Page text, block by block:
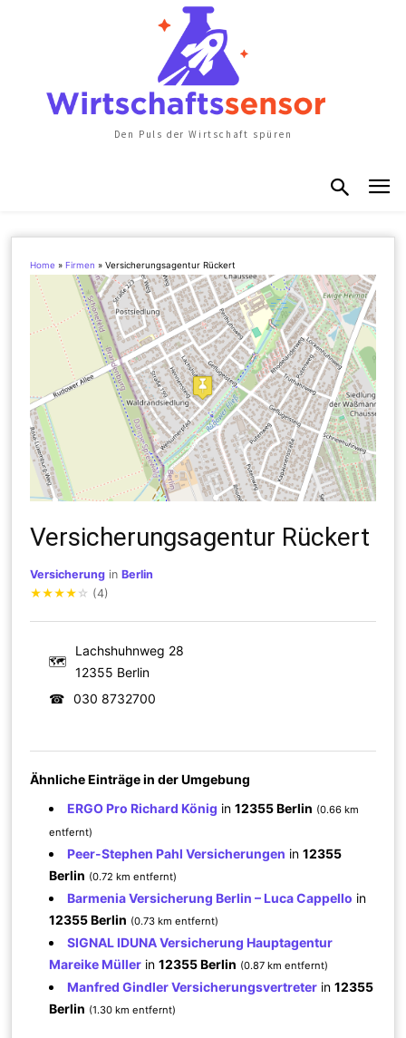
Den Puls der Wirtschaft spüren
Home » Firmen »Versicherungsagentur Rückert
Versicherungsagentur Rückert
Versicherung inBerlin
★★★★ ☆ (4)
🗺
Lachshuhnweg 28
12355 Berlin
☎
030 8732700
Ähnliche Einträge in der Umgebung
ERGO Pro Richard König in12355 Berlin (0.66 km
entfernt)
Peer-Stephen Pahl Versicherungen in12355
Berlin (0.72 km entfernt)
Barmenia Versicherung Berlin – Luca Cappello in
12355 Berlin (0.73 km entfernt)
SIGNAL IDUNA Versicherung Hauptagentur
Mareike Müller in12355 Berlin (0.87 km entfernt)
Manfred Gindler Versicherungsvertreter in12355
Berlin (1.30 km entfernt)